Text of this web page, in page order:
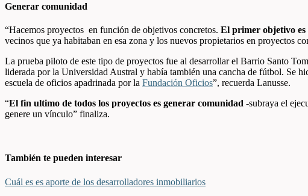
Generar comunidad
“Hacemos proyectos en función de objetivos concretos. El primer objetivo es
vecinos que ya habitaban en esa zona y los nuevos propietarios en proyectos
La prueba piloto de este tipo de proyectos fue al desarrollar el Barrio Santo
liderada por la Universidad Austral y había también una cancha de fútbol. Se
escuela de oficios apadrinada por la Fundación Oficios”, recuerda Lanusse.
“El fin ultimo de todos los proyectos es generar comunidad -subraya el
genere un vínculo” finaliza.
También te pueden interesar
Cuál es es aporte de los desarrolladores inmobiliarios